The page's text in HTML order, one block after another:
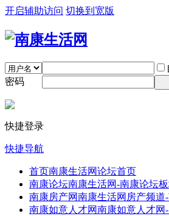
开启辅助访问 切换到宽版
密码
快捷登录
快捷导航
首页南康生活网论坛首页
南康论坛南康生活网-南康论坛
南康房产网南康生活网房产频道
南康如意人才网南康如意人才网